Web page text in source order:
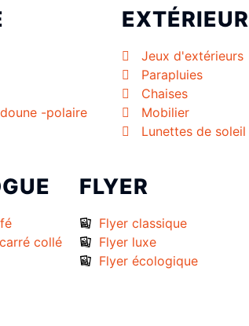
-polaire
EXTÉRIEUR
Jeux d'extérieurs
Parapluies
Chaises
Mobilier
Lunettes de soleil
collé
FLYER
Flyer classique
Flyer luxe
Flyer écologique